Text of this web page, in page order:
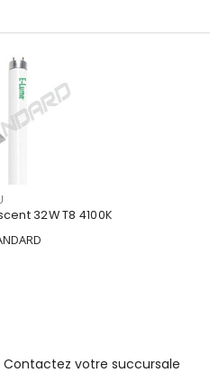
32W T8 4100K
votre succursale